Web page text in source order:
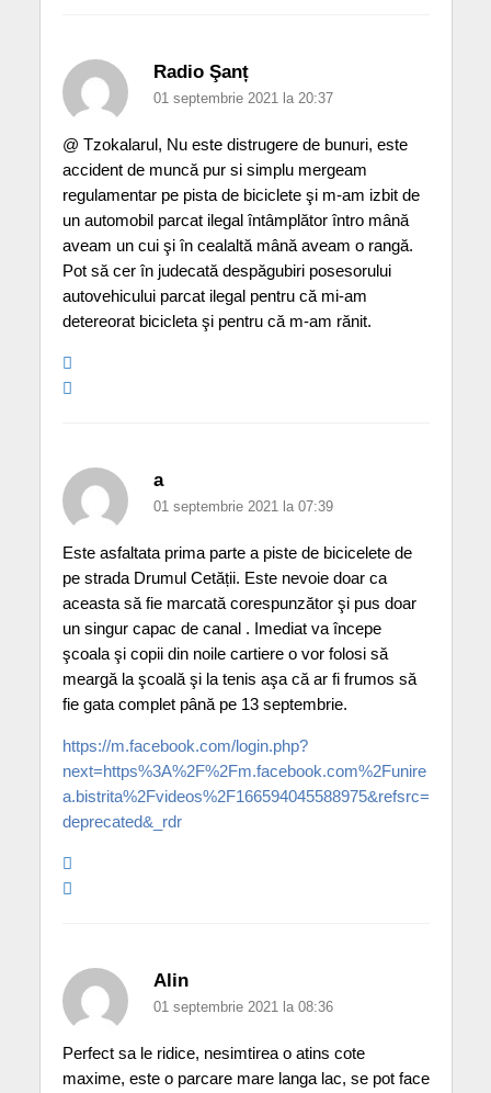
Radio Şanț
01 septembrie 2021 la 20:37
@ Tzokalarul, Nu este distrugere de bunuri, este
accident de muncă pur si simplu mergeam
regulamentar pe pista de biciclete şi m-am izbit de
un automobil parcat ilegal întâmplător întro mână
aveam un cui şi în cealaltă mână aveam o rangă.
Pot să cer în judecată despăgubiri posesorului
autovehicului parcat ilegal pentru că mi-am
detereorat bicicleta şi pentru că m-am rănit.
a
01 septembrie 2021 la 07:39
Este asfaltata prima parte a piste de bicicelete de
pe strada Drumul Cetății. Este nevoie doar ca
aceasta să fie marcată corespunzător şi pus doar
un singur capac de canal . Imediat va începe
şcoala şi copii din noile cartiere o vor folosi să
meargă la şcoală şi la tenis aşa că ar fi frumos să
fie gata complet până pe 13 septembrie.
https://m.facebook.com/login.php?
next=https%3A%2F%2Fm.facebook.com%2Funire
a.bistrita%2Fvideos%2F166594045588975&refsrc=
deprecated&_rdr
Alin
01 septembrie 2021 la 08:36
Perfect sa le ridice, nesimtirea o atins cote
maxime, este o parcare mare langa lac, se pot face